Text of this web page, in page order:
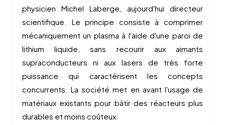
physicien Michel Laberge, aujourd'hui directeur
scientifique. Le principe consiste à comprimer
mécaniquement un plasma à l'aide d'une paroi de
lithium liquide, sans recourir aux aimants
supraconducteurs ni aux lasers de très forte
puissance qui caractérisent les concepts
concurrents. La société met en avant l'usage de
matériaux existants pour bâtir des réacteurs plus
durables et moins coûteux.